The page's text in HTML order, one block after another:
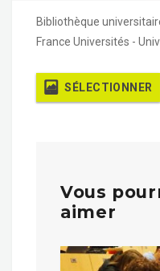
Bibliothèque
France Universités -
SÉLECTIONNER
Vous
aimer